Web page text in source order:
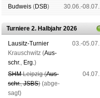
Bud­weis (DSB) 30.06.-08.07.
Turniere 2. Halbjahr 2026
Lau­sitz-Tur­nier
Krausch­witz (Aus­
schr., Erg.)
03.-05.07.
SHMLeip­zig (Aus­
schr.,JSBS) (ab­ge­
sagt)
04.07.